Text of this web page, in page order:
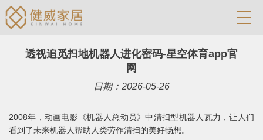
透视追觅扫地机器人进化密码-星空体育app官
网
日期：2026-05-26
2008年，动画电影《机器人总动员》中清扫型机器人瓦力，让人们
看到了未来机器人帮助人类劳作清扫的美好畅想。